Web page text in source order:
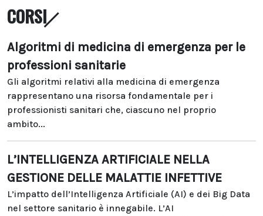
CORSI
Algoritmi di medicina di emergenza per le
professioni sanitarie
Gli algoritmi relativi alla medicina di emergenza
rappresentano una risorsa fondamentale per i
professionisti sanitari che, ciascuno nel proprio
ambito...
L’INTELLIGENZA ARTIFICIALE NELLA
GESTIONE DELLE MALATTIE INFETTIVE
L’impatto dell’Intelligenza Artificiale (AI) e dei Big Data
nel settore sanitario è innegabile. L’AI